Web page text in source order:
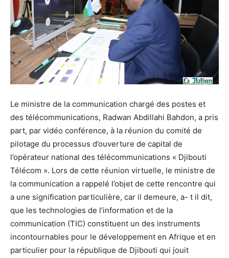
Le ministre de la communication chargé des postes et
des télécommunications, Radwan Abdillahi Bahdon, a pris
part, par vidéo conférence, à la réunion du comité de
pilotage du processus d’ouverture de capital de
l’opérateur national des télécommunications « Djibouti
Télécom ». Lors de cette réunion virtuelle, le ministre de
la communication a rappelé l’objet de cette rencontre qui
a une signification particulière, car il demeure, a- t il dit,
que les technologies de l’information et de la
communication (TIC) constituent un des instruments
incontournables pour le développement en Afrique et en
particulier pour la république de Djibouti qui jouit